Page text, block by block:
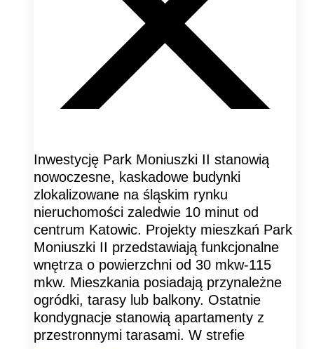
Inwestycję Park Moniuszki II stanowią
nowoczesne, kaskadowe budynki
zlokalizowane na śląskim rynku
nieruchomości zaledwie 10 minut od
centrum Katowic. Projekty mieszkań Park
Moniuszki II przedstawiają funkcjonalne
wnętrza o powierzchni od 30 mkw-115
mkw. Mieszkania posiadają przynależne
ogródki, tarasy lub balkony. Ostatnie
kondygnacje stanowią apartamenty z
przestronnymi tarasami. W strefie